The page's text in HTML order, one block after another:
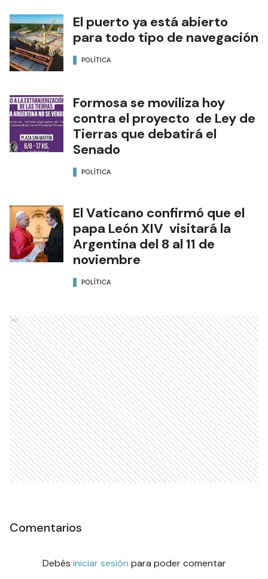
El puerto ya está abierto
para todo tipo de navegación
POLÍTICA
Formosa se moviliza hoy
contra el proyecto de Ley de
Tierras que debatirá el
Senado
POLÍTICA
El Vaticano confirmó que el
papa León XIV visitará la
Argentina del 8 al 11 de
noviembre
POLÍTICA
Ads
Comentarios
Debés iniciar sesión para poder comentar